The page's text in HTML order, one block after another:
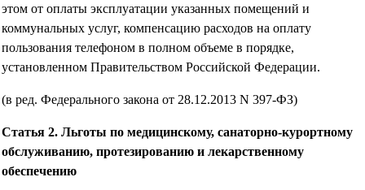
этом от оплаты эксплуатации указанных помещений и
коммунальных услуг, компенсацию расходов на оплату
пользования телефоном в полном объеме в порядке,
установленном Правительством Российской Федерации.
(в ред. Федерального закона от 28.12.2013 N 397-ФЗ)
Статья 2. Льготы по медицинскому, санаторно-курортному
обслуживанию, протезированию и лекарственному
обеспечению